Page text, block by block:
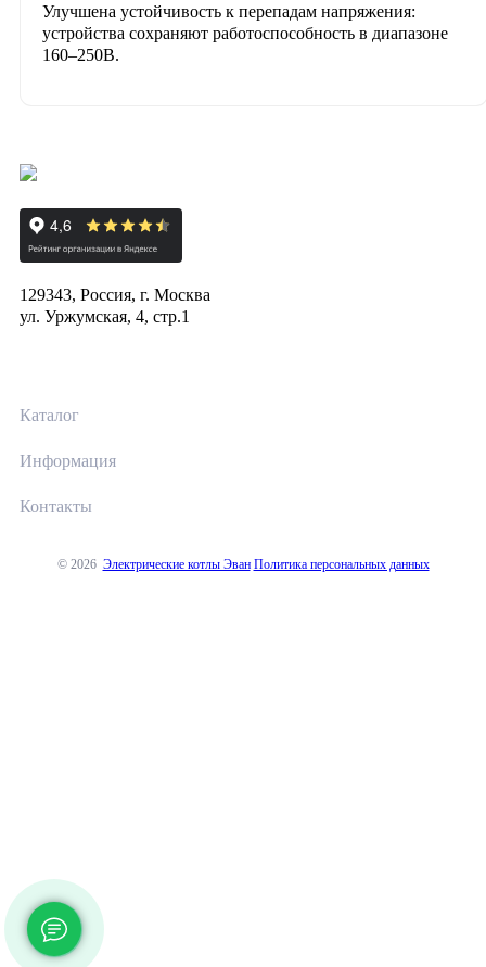
Улучшена устойчивость к перепадам напряжения:
устройства сохраняют работоспособность в диапазоне
160–250В.
129343, Россия, г. Москва
ул. Уржумская, 4, стр.1
Каталог
Информация
Контакты
© 2026 Электрические котлы Эван Политика персональных данных